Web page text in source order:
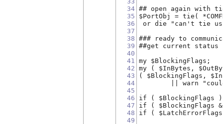
34
35
36
37
38
39
40
41
42
43
44
45
46
47
48
49
## open again with
$PortObj = tie(
or die "can't tie
### ready to
##get current status
my $BlockingFlags;
my ( $InBytes,
( $BlockingFlags,
|| warn "could
if ( $BlockingFlags
if ( $BlockingFlags
if ( $LatchErrorFlags